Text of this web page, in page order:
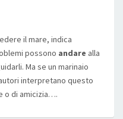
il mare, indica
possono andare alla
Ma se un marinaio
interpretano questo
o di amicizia….